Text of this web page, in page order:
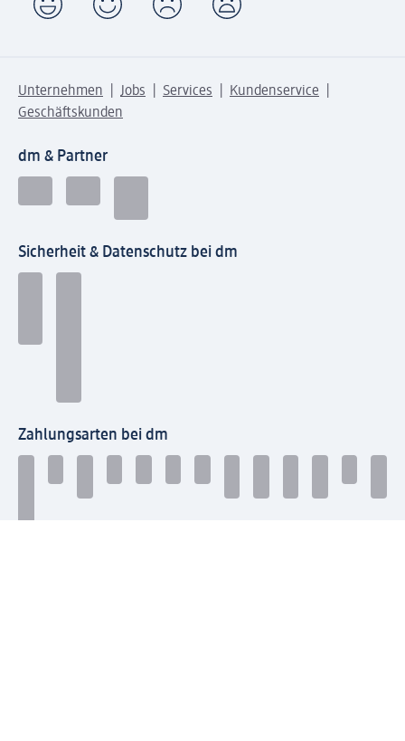
Unternehmen Jobs Services
Kundenservice
Geschäftskunden
dm & Partner
Sicherheit & Datenschutz bei dm
Zahlungsarten bei dm